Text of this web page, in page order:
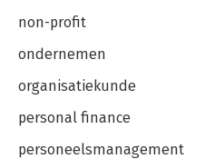
non-profit
ondernemen
organisatiekunde
personal finance
personeelsmanagement